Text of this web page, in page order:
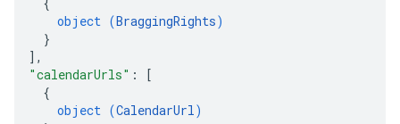
object (BraggingRights)
}
] ,
"calendarUrls" :
[
{
object (CalendarUrl)